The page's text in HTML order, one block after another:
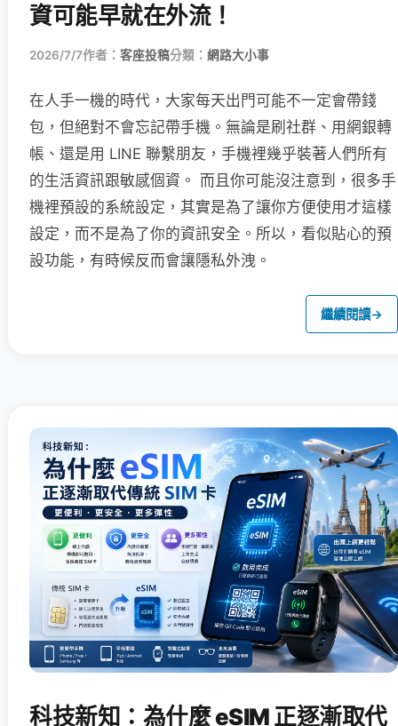
資可能早就在外流！
2026/7/7作者： 客座投稿分類： 網路大小事
在人手一機的時代，大家每天出門可能不一定會帶錢
包，但絕對不會忘記帶手機。無論是刷社群、用網銀轉
帳、還是用 LINE 聯繫朋友，手機裡幾乎裝著人們所有
的生活資訊跟敏感個資。 而且你可能沒注意到，很多手
機裡預設的系統設定，其實是為了讓你方便使用才這樣
設定，而不是為了你的資訊安全。所以，看似貼心的預
設功能，有時候反而會讓隱私外洩。
繼續閱讀→
科技新知：為什麼 eSIM 正逐漸取代